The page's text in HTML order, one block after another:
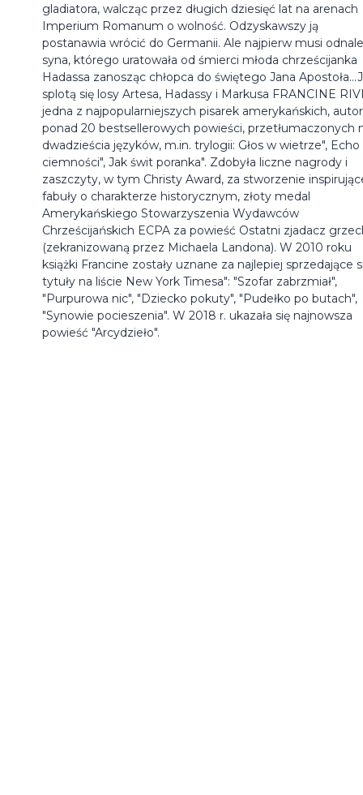
gladiatora, walcząc przez długich dziesięć lat na arenach
Imperium Romanum o wolność. Odzyskawszy ją
postanawia wrócić do Germanii. Ale najpierw musi
syna, którego uratowała od śmierci młoda chrześcijanka
Hadassa zanosząc chłopca do świętego Jana
splotą się losy Artesa, Hadassy i Markusa FRANCINE
jedna z najpopularniejszych pisarek amerykańskich,
ponad 20 bestsellerowych powieści, przetłumaczonych
dwadzieścia języków, m.in. trylogii: Głos w wietrze", Echo
ciemności", Jak świt poranka". Zdobyła liczne nagrody i
zaszczyty, w tym Christy Award, za stworzenie
fabuły o charakterze historycznym, złoty medal
Amerykańskiego Stowarzyszenia Wydawców
Chrześcijańskich ECPA za powieść Ostatni zjadacz
(zekranizowaną przez Michaela Landona). W 2010 roku
książki Francine zostały uznane za najlepiej sprzedające
tytuły na liście New York Timesa": "Szofar zabrzmiał",
"Purpurowa nic", "Dziecko pokuty", "Pudełko po butach",
"Synowie pocieszenia". W 2018 r. ukazała się najnowsza
powieść "Arcydzieło".